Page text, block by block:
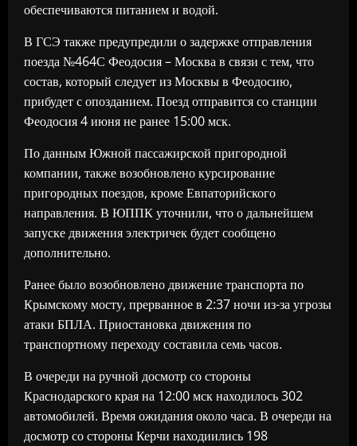
обеспечиваются питанием и водой.
В ГСЭ также предупредили о задержке отправления
поезда №464С Феодосия – Москва в связи с тем, что
состав, который следует из Москвы в Феодосию,
прибудет с опозданием. Поезд отправится со станции
Феодосия 4 июня не ранее 15:00 мск.
По данным Южной пассажирской пригородной
компании, также возобновлено курсирование
пригородных поездов, кроме Евпаторийского
направления. В ЮППК уточнили, что о дальнейшем
запуске движения электричек будет сообщено
дополнительно.
Ранее было возобновлено движение транспорта по
Крымскому мосту, прерванное в 2:37 ночи из-за угрозы
атаки БПЛА. Приостановка движения по
транспортному переходу составила семь часов.
В очереди на ручной досмотр со стороны
Краснодарского края на 12:00 мск находилось 302
автомобилей. Время ожидания около часа. В очереди на
досмотр со стороны Керчи находиились 198